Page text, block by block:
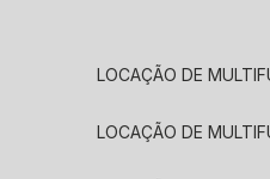
LOCAÇÃO DE
LOCAÇÃO DE